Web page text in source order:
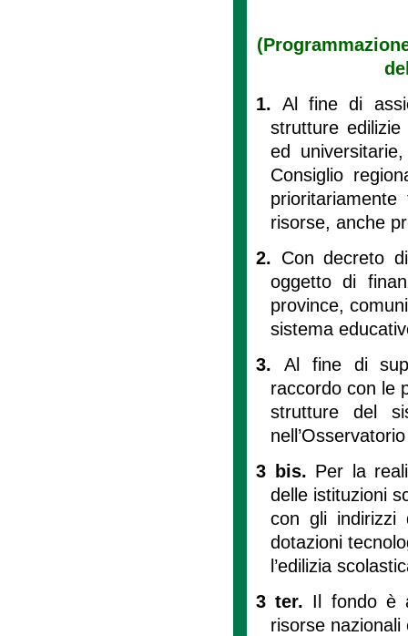
1.Al fine di
strutture
ed
Consiglio
risorse, anche
2. Con decreto
oggetto di
province,
sistema
3. Al fine di
raccordo con le
strutture del
3 bis. Per la
delle istituzioni
con gli
dotazioni
l’edilizia
3 ter. Il fondo è
risorse